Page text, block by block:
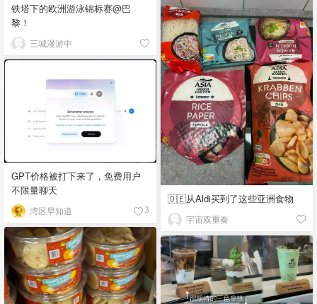
铁塔下的欧洲游泳锦标赛@巴
黎！
三城漫游中
🇩🇪从Aldi买到了这些亚洲食物
宇宙双重奏
GPT价格被打下来了，免费用户
不限量聊天
湾区早知道 3